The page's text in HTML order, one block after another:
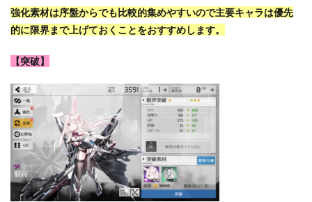
強化素材は序盤からでも比較的集めやすいので主要キャラは優先
的に限界まで上げておくことをおすすめします。
【突破】